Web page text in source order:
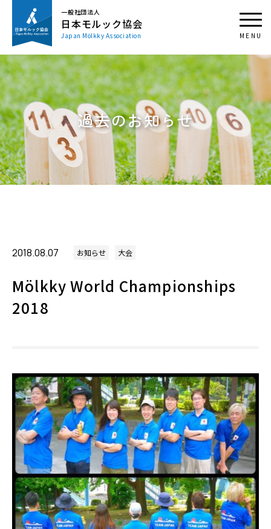
一般社団法人
日本モルック協会
Japan Mölkky Association
過去のお知らせ
2018.08.07 お知らせ 大会
Mölkky World Championships
2018